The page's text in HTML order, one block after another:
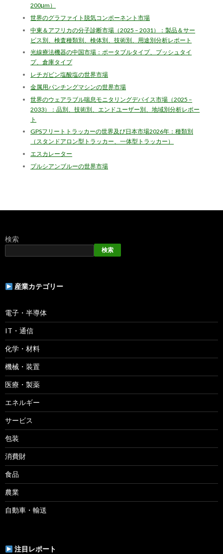
200μm）
世界のグラファイト脱気コンポーネント市場
中東＆アフリカの分子診断市場（2025 – 2031）：製品＆サー
ビス別、検査種類別、検体別、技術別、用途別分析レポート
光線療法機器の中国市場：ポータブルタイプ、プッシュタイ
プ、倉庫タイプ
レチガビン塩酸塩の世界市場
金属用パンチングマシンの世界市場
世界のウェアラブル喘息モニタリングデバイス市場（2025 –
2033）：品別、技術別、エンドユーザー別、地域別分析レポー
ト
GPSフリートトラッカーの世界及び日本市場2026年：種類別
（スタンドアロン型トラッカー、一体型トラッカー）
エスカレーター
プルシアンブルーの世界市場
検索
検索
産業カテゴリー
電子・半導体
IT・通信
化学・材料
機械・装置
医療・製薬
エネルギー
サービス
包装
消費財
食品
農業
自動車・輸送
注目レポート